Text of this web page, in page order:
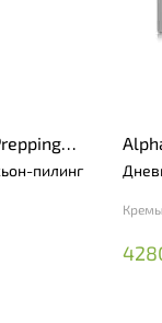
пилинг
Кремы